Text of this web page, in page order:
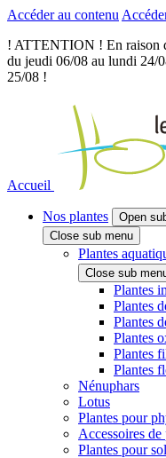
Accéder au contenu
! ATTENTION ! En raison
du jeudi 06/08 au lundi 24/
25/08 !
Accueil
Nos plantes Open
Close sub menu
Plantes
Close sub
Plantes
Plantes
Plantes
Plantes
Plantes
Plantes
Nénuphars
Lotus
Plantes pour
Accessoires
Plantes pour